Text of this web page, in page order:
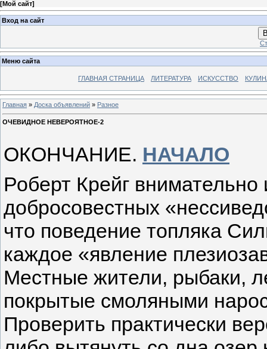
[Мой сайт]
Вход на сайт
Меню сайта
ГЛАВНАЯ СТРАНИЦА ЛИТЕРАТУРА ИСКУССТВО
Главная » Доска объявлений » Разное
ОЧЕВИДНОЕ НЕВЕРОЯТНОЕ-2
ОКОНЧАНИЕ. НАЧАЛО
Роберт Крейг
добросовестных
что поведение топляка
каждое «явление
Местные жители, рыбаки,
покрытые смоляными
Проверить практически